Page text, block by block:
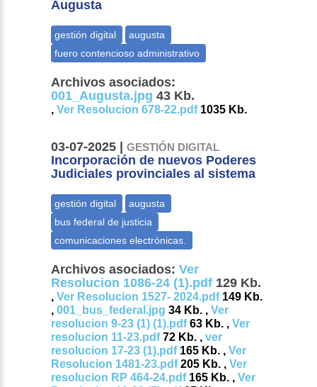
Augusta
Archivos asociados:
001_Augusta.jpg 43 Kb.
,Ver Resolucion 678-22.pdf1035 Kb.
03-07-2025 |GESTIÓN DIGITAL
Incorporación de nuevos Poderes
Judiciales provinciales al sistema
Archivos asociados: Ver
Resolucion 1086-24 (1).pdf 129 Kb.
,Ver Resolucion 1527- 2024.pdf149 Kb.
,001_bus_federal.jpg 34 Kb. ,Ver
resolucion 9-23 (1) (1).pdf63 Kb. ,Ver
resolucion 11-23.pdf72 Kb. ,ver
resolucion 17-23 (1).pdf165 Kb. ,Ver
Resolucion 1481-23.pdf205 Kb. ,Ver
resolucion RP 464-24.pdf165 Kb. ,Ver